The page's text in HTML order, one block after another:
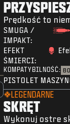
Prędkość to
SMUGA /
IMPAKT:
EFEKT
ŚMIERCI:
KOMPATYBILNOŚĆ:
PISTOLET
LEGENDARNE
SKRĘT
Wykonuj ostre